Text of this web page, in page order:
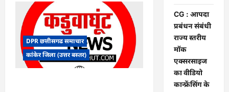
SI
भर्ती
रिजल्ट
में
‘न्यूज़’,
‘स्पेस
रानी’
और
DPR छत्तीसगढ समाचार
कांकेर जिला (उत्तर बस्तर)
CG : आपदा
प्रबंधन संबंधी
राज्य स्तरीय
मॉक
एक्सरसाइज
का वीडियो
कान्फ्रेंसिंग के